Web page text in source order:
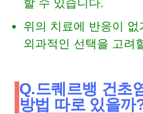
할 수 있습니다.
위의 치료에 반응이 없
외과적인 선택을 고려
Q.드퀘르뱅 건초
방법 따로 있을까